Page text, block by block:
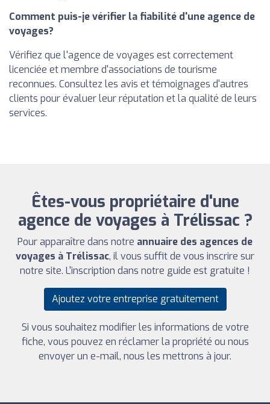
Comment puis-je vérifier la fiabilité d'une agence de
voyages?
Vérifiez que l'agence de voyages est correctement
licenciée et membre d'associations de tourisme
reconnues. Consultez les avis et témoignages d'autres
clients pour évaluer leur réputation et la qualité de leurs
services.
Êtes-vous propriétaire d'une
agence de voyages à Trélissac ?
Pour apparaître dans notre annuaire des agences de
voyages à Trélissac, il vous suffit de vous inscrire sur
notre site. L'inscription dans notre guide est gratuite !
Ajoutez votre entreprise gratuitement
Si vous souhaitez modifier les informations de votre
fiche, vous pouvez en réclamer la propriété ou nous
envoyer un e-mail, nous les mettrons à jour.